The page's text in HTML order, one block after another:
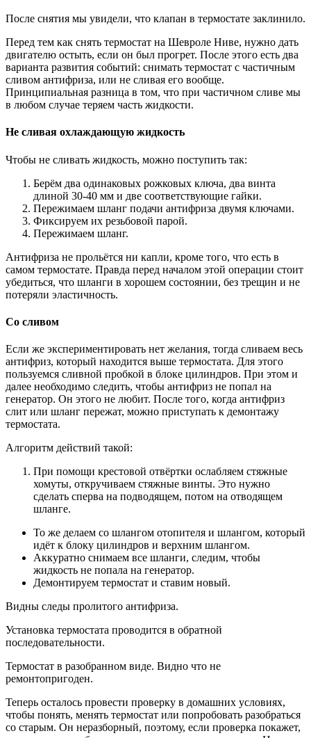
После снятия мы увидели, что клапан в термостате заклинило.
Перед тем как снять термостат на Шевроле Ниве, нужно дать
двигателю остыть, если он был прогрет. После этого есть два
варианта развития событий: снимать термостат с частичным
сливом антифриза, или не сливая его вообще.
Принципиальная разница в том, что при частичном сливе мы
в любом случае теряем часть жидкости.
Не сливая охлаждающую жидкость
Чтобы не сливать жидкость, можно поступить так:
Берём два одинаковых рожковых ключа, два винта
длиной 30-40 мм и две соответствующие гайки.
Пережимаем шланг подачи антифриза двумя ключами.
Фиксируем их резьбовой парой.
Пережимаем шланг.
Антифриза не прольётся ни капли, кроме того, что есть в
самом термостате. Правда перед началом этой операции стоит
убедиться, что шланги в хорошем состоянии, без трещин и не
потеряли эластичность.
Со сливом
Если же экспериментировать нет желания, тогда сливаем весь
антифриз, который находится выше термостата. Для этого
пользуемся сливной пробкой в блоке цилиндров. При этом и
далее необходимо следить, чтобы антифриз не попал на
генератор. Он этого не любит. После того, когда антифриз
слит или шланг пережат, можно приступать к демонтажу
термостата.
Алгоритм действий такой:
При помощи крестовой отвёртки ослабляем стяжные
хомуты, откручиваем стяжные винты. Это нужно
сделать сперва на подводящем, потом на отводящем
шланге.
То же делаем со шлангом отопителя и шлангом, который
идёт к блоку цилиндров и верхним шлангом.
Аккуратно снимаем все шланги, следим, чтобы
жидкость не попала на генератор.
Демонтируем термостат и ставим новый.
Видны следы пролитого антифриза.
Установка термостата проводится в обратной
последовательности.
Термостат в разобранном виде. Видно что не
ремонтопригоден.
Теперь осталось провести проверку в домашних условиях,
чтобы понять, менять термостат или попробовать разобраться
со старым. Он неразборный, поэтому, если проверка покажет,